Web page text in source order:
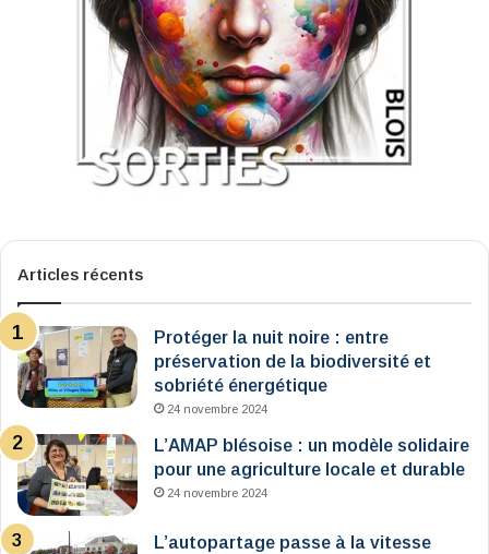
Articles récents
Protéger la nuit noire : entre
préservation de la biodiversité et
sobriété énergétique
24 novembre 2024
L’AMAP blésoise : un modèle solidaire
pour une agriculture locale et durable
24 novembre 2024
L’autopartage passe à la vitesse